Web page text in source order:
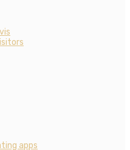
apps